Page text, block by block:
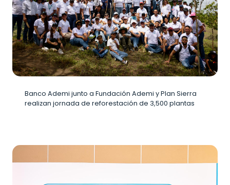
Banco Ademi junto a Fundación Ademi y Plan Sierra
realizan jornada de reforestación de 3,500 plantas